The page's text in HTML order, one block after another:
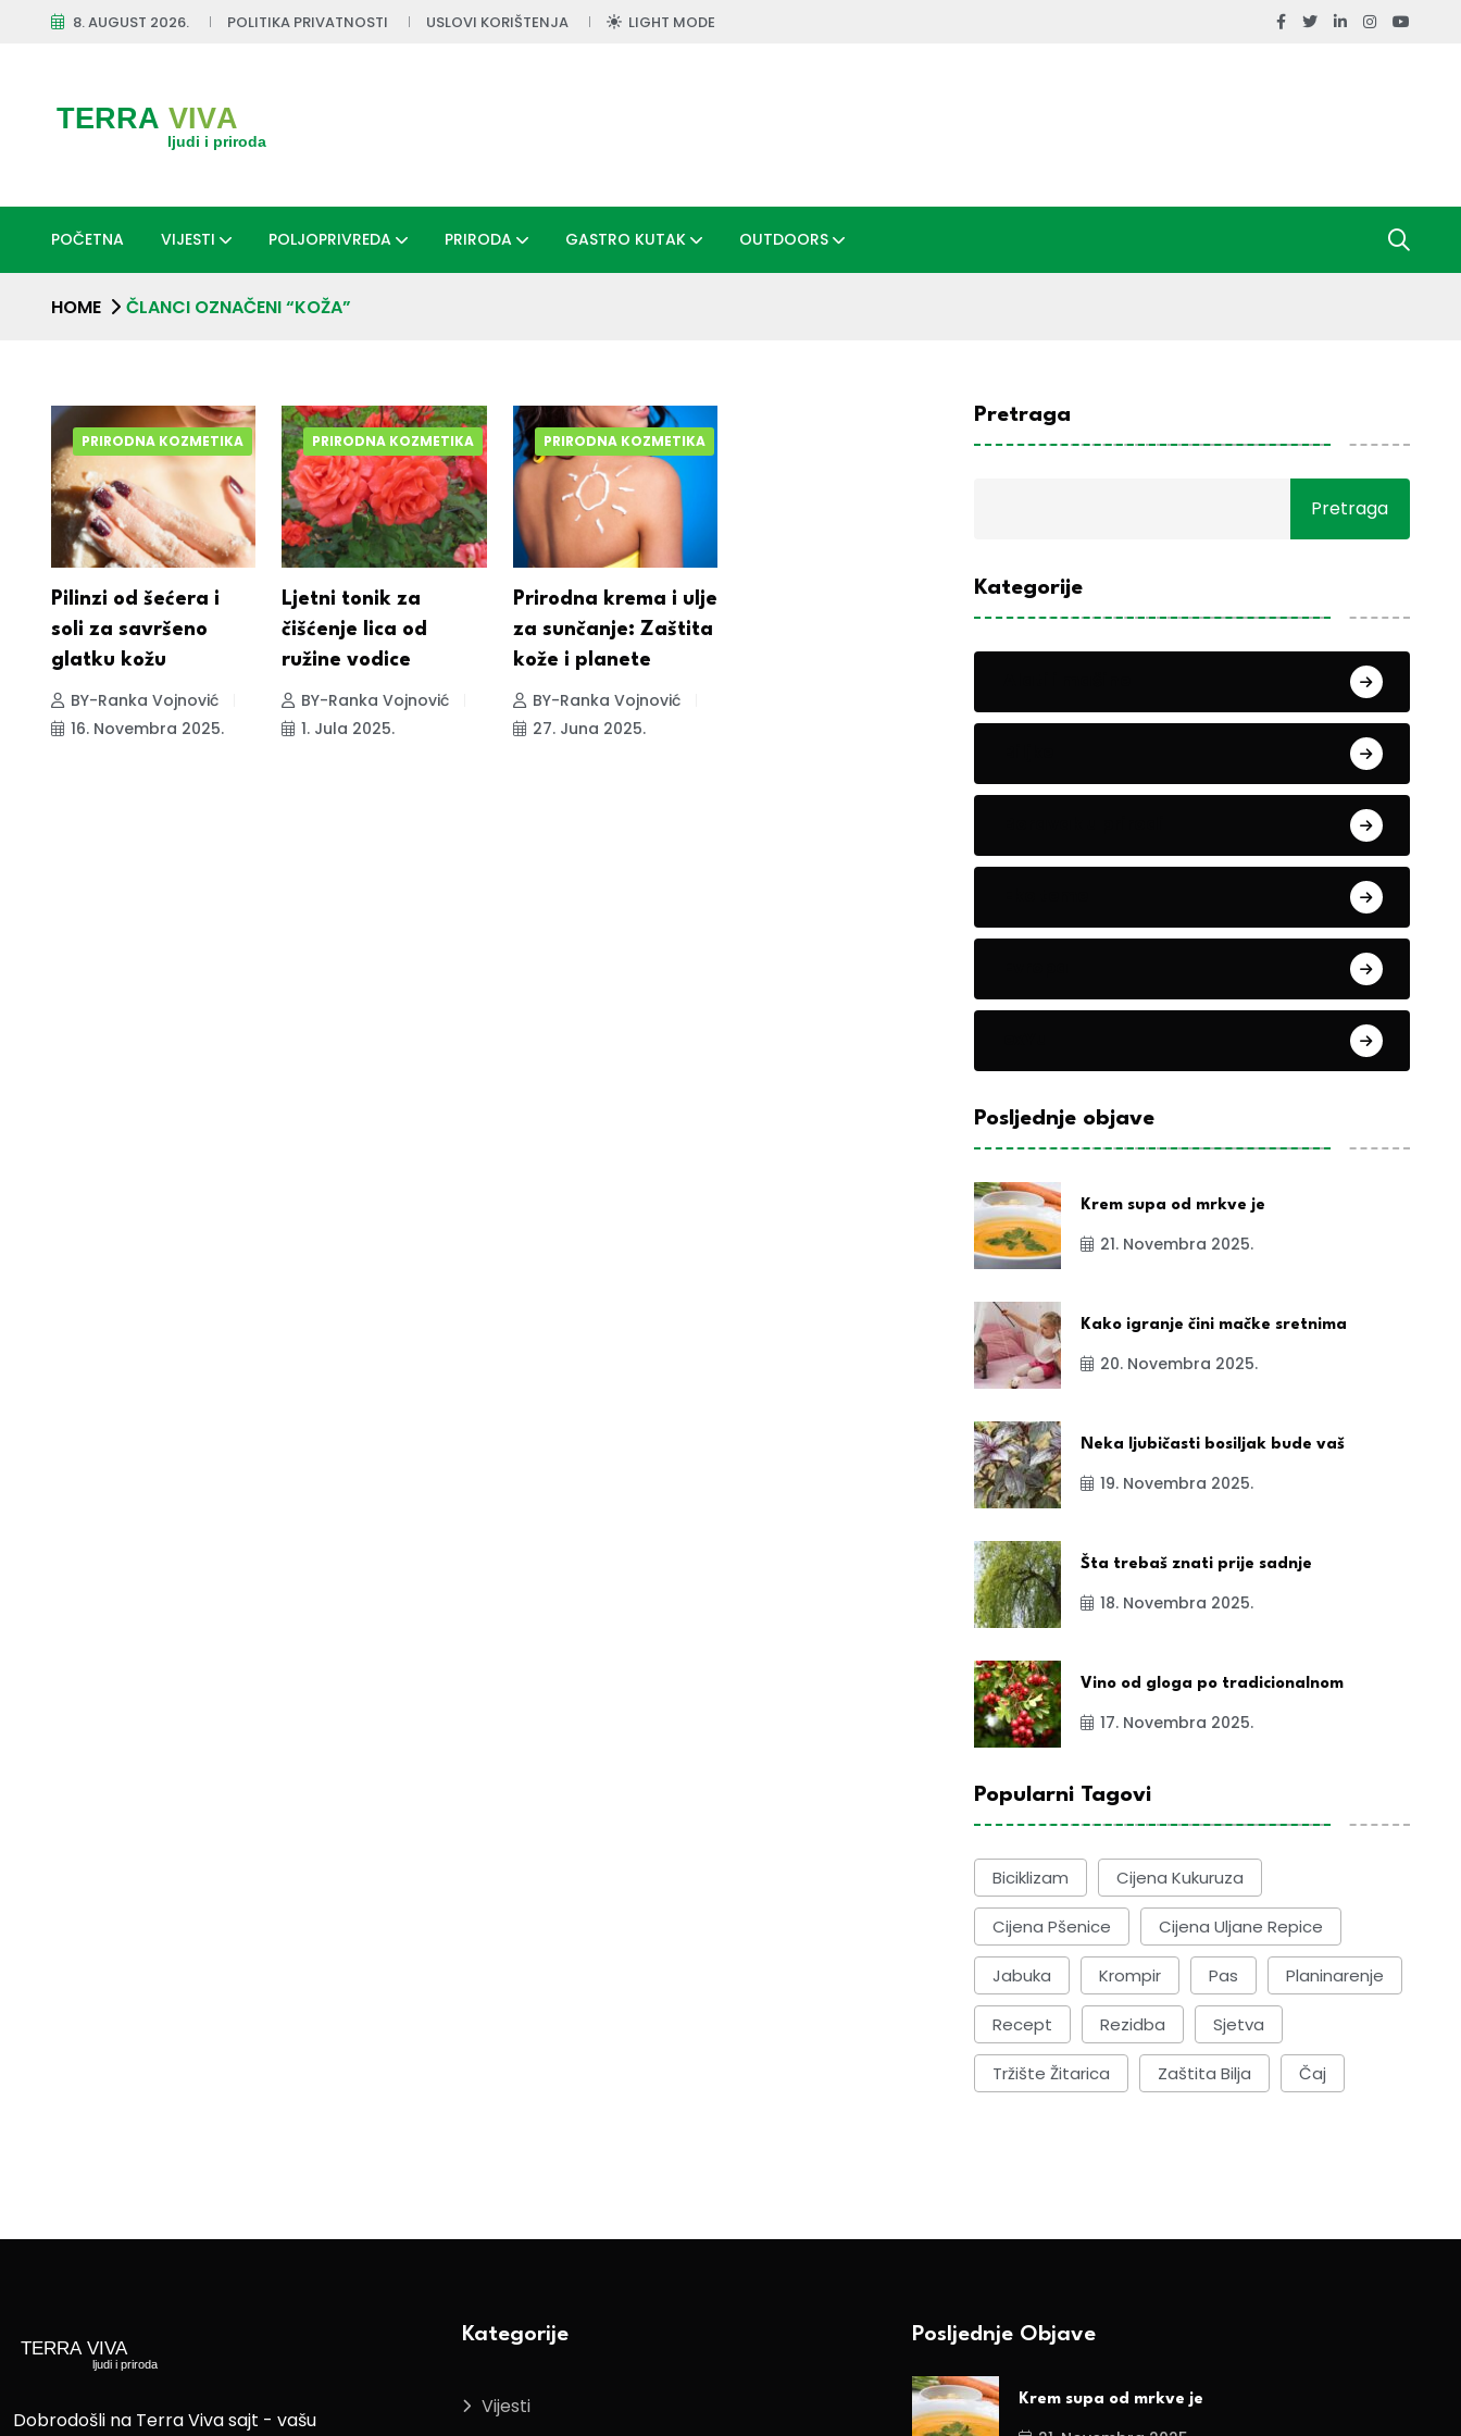
8. AUGUST 2026. POLITIKA PRIVATNOSTI USLOVI KORIŠTENJA LIGHT MODE
POČETNA VIJESTI POLJOPRIVREDA PRIRODA GASTRO KUTAK OUTDOORS
HOME ČLANCI OZNAČENI “KOŽA”
PRIRODNA KOZMETIKA
Pilinzi od šećera i
soli za savršeno
glatku kožu
BY-Ranka Vojnović
16. Novembra 2025.
PRIRODNA KOZMETIKA
Ljetni tonik za
čišćenje lica od
ružine vodice
BY-Ranka Vojnović
1. Jula 2025.
PRIRODNA KOZMETIKA
Prirodna krema i ulje
za sunčanje: Zaštita
kože i planete
BY-Ranka Vojnović
27. Juna 2025.
Pretraga
Pretraga
Kategorije
Posljednje objave
Krem supa od mrkve je
21. Novembra 2025.
Kako igranje čini mačke sretnima
20. Novembra 2025.
Neka ljubičasti bosiljak bude vaš
19. Novembra 2025.
Šta trebaš znati prije sadnje
18. Novembra 2025.
Vino od gloga po tradicionalnom
17. Novembra 2025.
Popularni Tagovi
Biciklizam Cijena Kukuruza
Cijena Pšenice Cijena Uljane Repice
Jabuka Krompir Pas Planinarenje
Recept Rezidba Sjetva
Tržište Žitarica Zaštita Bilja Čaj
Dobrodošli na Terra Viva sajt - vašu
Kategorije
Vijesti
Posljednje Objave
Krem supa od mrkve je